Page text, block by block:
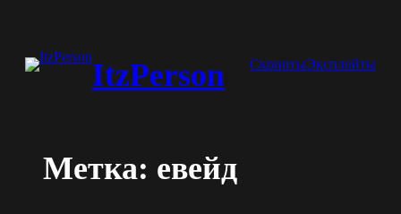
содержимомуItzPerson СкриптыЭксплойты
Метка: евейд